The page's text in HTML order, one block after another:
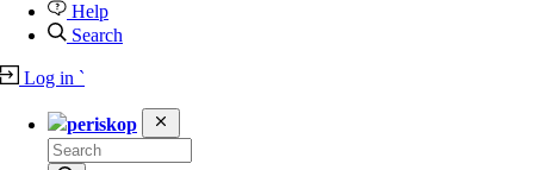
Help
Search
Log in `
periskop